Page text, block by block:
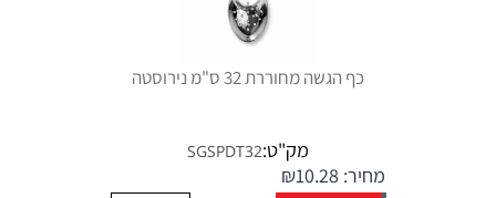
כף הגשה מחוררת 32 ס"מ נירוסטה
מק"ט:SGSPDT32
מחיר: ₪10.28